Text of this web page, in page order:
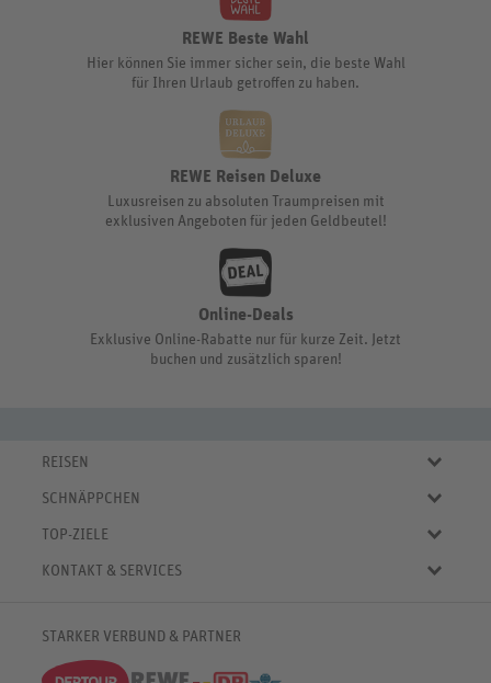
REWE Beste Wahl
Hier können Sie immer sicher sein, die beste Wahl
für Ihren Urlaub getroffen zu haben.
REWE Reisen Deluxe
Luxusreisen zu absoluten Traumpreisen mit
exklusiven Angeboten für jeden Geldbeutel!
Online-Deals
Exklusive Online-Rabatte nur für kurze Zeit. Jetzt
buchen und zusätzlich sparen!
REISEN
Eigene Anreise
Städtereisen
Wellnessurlaub
SCHNÄPPCHEN
Aktuelle Reiseangebote
Online-Deals
Reisemagazin
% Satte Rabatte
TOP-ZIELE
Urlaub in Deutschland
✈ Urlaub in Spanien
✈Urlaub in Griechenland
KONTAKT & SERVICES
Kontaktformular
♥ Merkliste
STARKER VERBUND & PARTNER